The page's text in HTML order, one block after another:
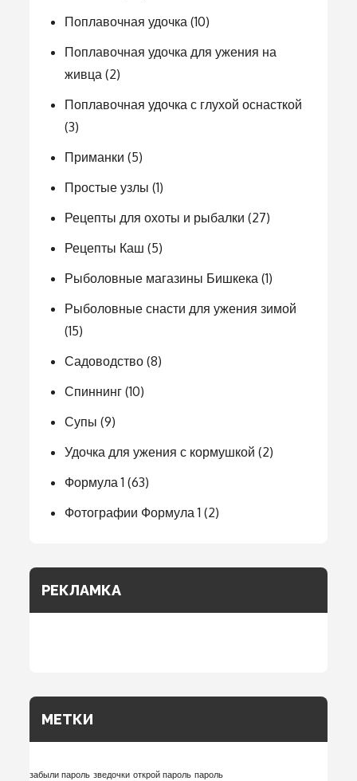
Поплавочная удочка (10)
Поплавочная удочка для ужения на
живца (2)
Поплавочная удочка с глухой оснасткой
(3)
Приманки (5)
Простые узлы (1)
Рецепты для охоты и рыбалки (27)
Рецепты Каш (5)
Рыболовные магазины Бишкека (1)
Рыболовные снасти для ужения зимой
(15)
Садоводство (8)
Спиннинг (10)
Супы (9)
Удочка для ужения с кормушкой (2)
Формула 1 (63)
Фотографии Формула 1 (2)
РЕКЛАМКА
МЕТКИ
забыли пароль зведочки открой пароль пароль